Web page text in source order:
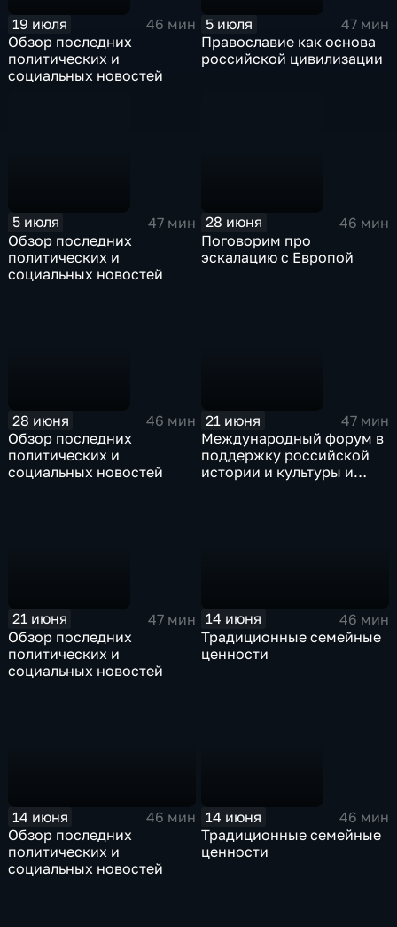
19 июля
46 мин
Обзор последних
политических и
социальных новостей
5 июля
47 мин
Православие как основа
российской цивилизации
5 июля
47 мин
Обзор последних
политических и
социальных новостей
28 июня
46 мин
Поговорим про
эскалацию с Европой
28 июня
46 мин
Обзор последних
политических и
социальных новостей
21 июня
47 мин
Международный форум в
поддержку российской
истории и культуры и
21 июня
47 мин
Обзор последних
политических и
социальных новостей
14 июня
46 мин
Традиционные семейные
ценности
14 июня
46 мин
Обзор последних
политических и
социальных новостей
14 июня
46 мин
Традиционные семейные
ценности